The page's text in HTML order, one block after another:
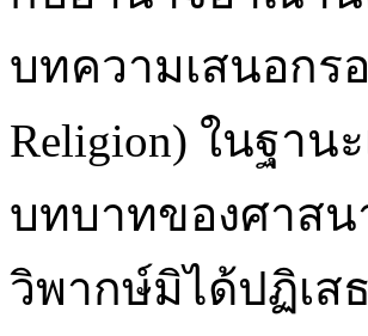
บทความเสนอกร
Religion) ในฐาน
บทบาทของศาสน
วิพากษ์มิได้ปฏิเส